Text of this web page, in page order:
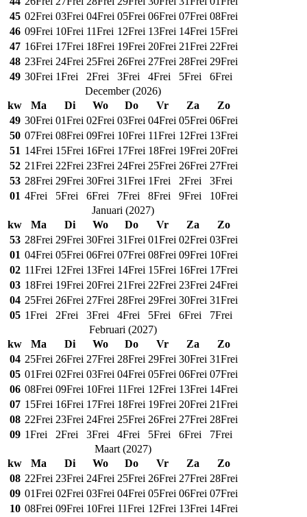
45 02Frei 03Frei 04Frei 05Frei 06Frei 07Frei 08Frei
46 09Frei 10Frei 11Frei 12Frei 13Frei 14Frei 15Frei
47 16Frei 17Frei 18Frei 19Frei 20Frei 21Frei 22Frei
48 23Frei 24Frei 25Frei 26Frei 27Frei 28Frei 29Frei
49 30Frei 1Frei 2Frei 3Frei 4Frei 5Frei 6Frei
December(2026)
kw
Ma Di Wo Do Vr Za
Zo
49 30Frei 01Frei 02Frei 03Frei 04Frei 05Frei 06Frei
50 07Frei 08Frei 09Frei 10Frei 11Frei 12Frei 13Frei
51 14Frei 15Frei 16Frei 17Frei 18Frei 19Frei 20Frei
52 21Frei 22Frei 23Frei 24Frei 25Frei 26Frei 27Frei
53 28Frei 29Frei 30Frei 31Frei 1Frei 2Frei 3Frei
01 4Frei 5Frei 6Frei 7Frei 8Frei 9Frei 10Frei
Januari (2027)
kw
Ma Di Wo Do Vr Za
Zo
53 28Frei 29Frei 30Frei 31Frei 01Frei 02Frei 03Frei
01 04Frei 05Frei 06Frei 07Frei 08Frei 09Frei 10Frei
02 11Frei 12Frei 13Frei 14Frei 15Frei 16Frei 17Frei
03 18Frei 19Frei 20Frei 21Frei 22Frei 23Frei 24Frei
04 25Frei 26Frei 27Frei 28Frei 29Frei 30Frei 31Frei
05 1Frei 2Frei 3Frei 4Frei 5Frei 6Frei 7Frei
Februari (2027)
kw
Ma Di Wo Do Vr Za
Zo
04 25Frei 26Frei 27Frei 28Frei 29Frei 30Frei 31Frei
05 01Frei 02Frei 03Frei 04Frei 05Frei 06Frei 07Frei
06 08Frei 09Frei 10Frei 11Frei 12Frei 13Frei 14Frei
07 15Frei 16Frei 17Frei 18Frei 19Frei 20Frei 21Frei
08 22Frei 23Frei 24Frei 25Frei 26Frei 27Frei 28Frei
09 1Frei 2Frei 3Frei 4Frei 5Frei 6Frei 7Frei
Maart(2027)
kw
Ma Di Wo Do Vr Za
Zo
08 22Frei 23Frei 24Frei 25Frei 26Frei 27Frei 28Frei
09 01Frei 02Frei 03Frei 04Frei 05Frei 06Frei 07Frei
10 08Frei 09Frei 10Frei 11Frei 12Frei 13Frei 14Frei